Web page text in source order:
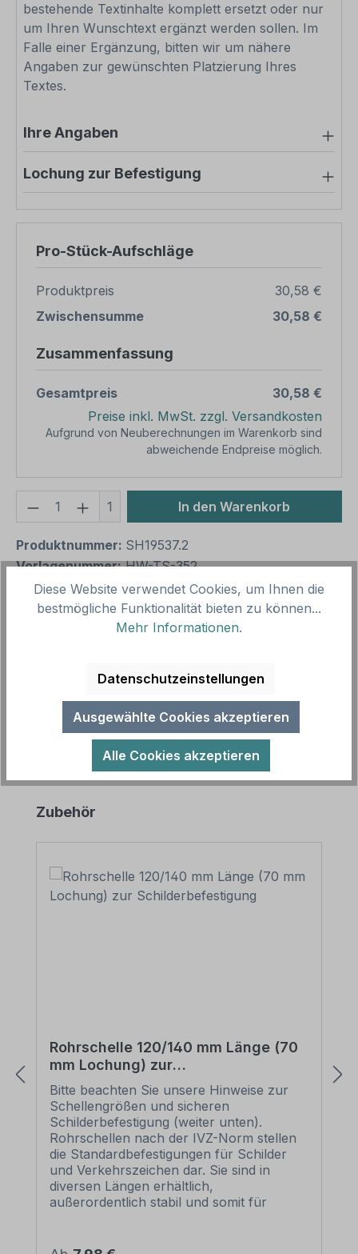
bestehende Textinhalte komplett ersetzt oder nur
um Ihren Wunschtext ergänzt werden sollen. Im
Falle einer Ergänzung, bitten wir um nähere
Angaben zur gewünschten Platzierung Ihres
Textes.
Ihre Angaben
Lochung zur Befestigung
Pro-Stück-Aufschläge
Produktpreis
30,58 €
Zwischensumme
30,58 €
Zusammenfassung
Gesamtpreis
30,58 €
Preise inkl. MwSt. zzgl. Versandkosten
Aufgrund von Neuberechnungen im Warenkorb sind
abweichende Endpreise möglich.
Produkt Anzahl: Gib den
1 In den Warenkorb
Produktnummer: SH19537.2
Vorlagenummer: HW-TS-352
Beschreibung
individuellen Beschilderung.…Mehr
Produktgalerie überspringen
Zubehör
Rohrschelle 120/140 mm Länge (70
mm Lochung) zur
Schilderbefestigung
Bitte beachten Sie unsere Hinweise zur
Schellengrößen und sicheren
Schilderbefestigung (weiter unten).
Rohrschellen nach der IVZ-Norm stellen
die Standardbefestigungen für Schilder
und Verkehrszeichen dar. Sie sind in
diversen Längen erhältlich,
außerordentlich stabil und somit für
eine sichere Befestigung von Schildern mit
Diese Website verwendet Cookies, um Ihnen die
bestmögliche Funktionalität bieten zu können...
Mehr Informationen.
Datenschutzeinstellungen
Ausgewählte Cookies akzeptieren
Alle Cookies akzeptieren